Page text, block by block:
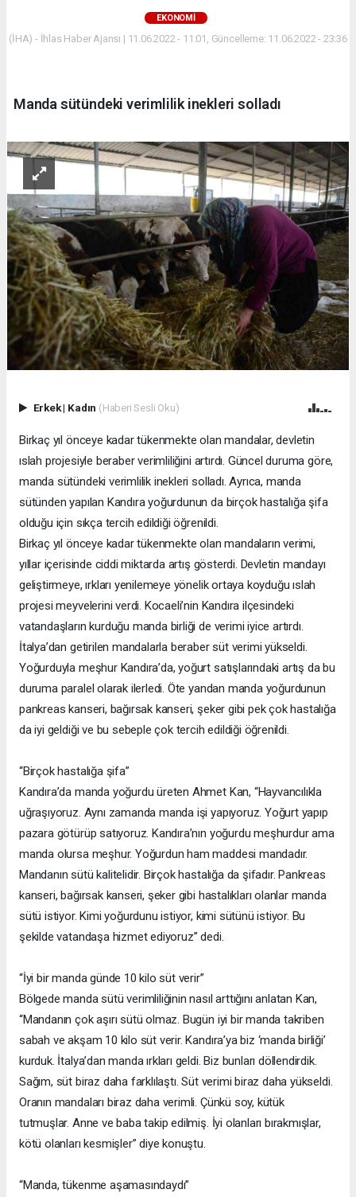
EKONOMİ
(İHA) - İhlas Haber Ajansı | 11.06.2022 - 11:01, Güncelleme: 11.06.2022 - 23:36
Manda sütündeki verimlilik inekleri solladı
Erkek| Kadın (Haberi Sesli Oku)
Birkaç yıl önceye kadar tükenmekte olan mandalar, devletin
ıslah projesiyle beraber verimliliğini artırdı. Güncel duruma göre,
manda sütündeki verimlilik inekleri solladı. Ayrıca, manda
sütünden yapılan Kandıra yoğurdunun da birçok hastalığa şifa
olduğu için sıkça tercih edildiği öğrenildi.
Birkaç yıl önceye kadar tükenmekte olan mandaların verimi,
yıllar içerisinde ciddi miktarda artış gösterdi. Devletin mandayı
geliştirmeye, ırkları yenilemeye yönelik ortaya koyduğu ıslah
projesi meyvelerini verdi. Kocaeli’nin Kandıra ilçesindeki
vatandaşların kurduğu manda birliği de verimi iyice artırdı.
İtalya’dan getirilen mandalarla beraber süt verimi yükseldi.
Yoğurduyla meşhur Kandıra’da, yoğurt satışlarındaki artış da bu
duruma paralel olarak ilerledi. Öte yandan manda yoğurdunun
pankreas kanseri, bağırsak kanseri, şeker gibi pek çok hastalığa
da iyi geldiği ve bu sebeple çok tercih edildiği öğrenildi.
“Birçok hastalığa şifa”
Kandıra’da manda yoğurdu üreten Ahmet Kan, “Hayvancılıkla
uğraşıyoruz. Aynı zamanda manda işi yapıyoruz. Yoğurt yapıp
pazara götürüp satıyoruz. Kandıra’nın yoğurdu meşhurdur ama
manda olursa meşhur. Yoğurdun ham maddesi mandadır.
Mandanın sütü kalitelidir. Birçok hastalığa da şifadır. Pankreas
kanseri, bağırsak kanseri, şeker gibi hastalıkları olanlar manda
sütü istiyor. Kimi yoğurdunu istiyor, kimi sütünü istiyor. Bu
şekilde vatandaşa hizmet ediyoruz” dedi.
“İyi bir manda günde 10 kilo süt verir”
Bölgede manda sütü verimliliğinin nasıl arttığını anlatan Kan,
“Mandanın çok aşırı sütü olmaz. Bugün iyi bir manda takriben
sabah ve akşam 10 kilo süt verir. Kandıra’ya biz ‘manda birliği’
kurduk. İtalya’dan manda ırkları geldi. Biz bunları döllendirdik.
Sağım, süt biraz daha farklılaştı. Süt verimi biraz daha yükseldi.
Oranın mandaları biraz daha verimli. Çünkü soy, kütük
tutmuşlar. Anne ve baba takip edilmiş. İyi olanları bırakmışlar,
kötü olanları kesmişler” diye konuştu.
“Manda, tükenme aşamasındaydı”